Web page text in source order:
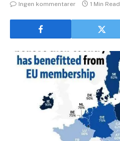
Ingen kommentarer
1 Min Read